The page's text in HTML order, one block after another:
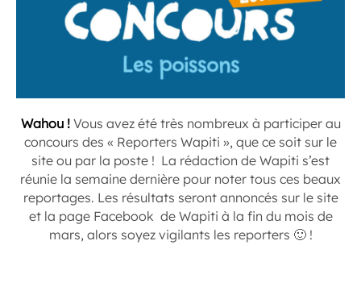
Wahou !Vous avez été très nombreux à participer au
concours des « Reporters Wapiti », que ce soit sur le
site ou par la poste ! La rédaction de Wapiti s’est
réunie la semaine dernière pour noter tous ces beaux
reportages. Les résultats seront annoncés sur le site
et la page Facebook de Wapiti à la fin du mois de
mars, alors soyez vigilants les reporters 🙂 !